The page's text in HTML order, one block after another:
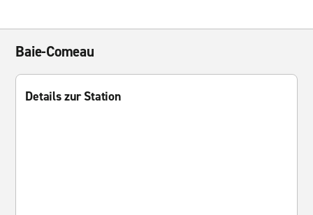
Baie-Comeau
Details zur Station